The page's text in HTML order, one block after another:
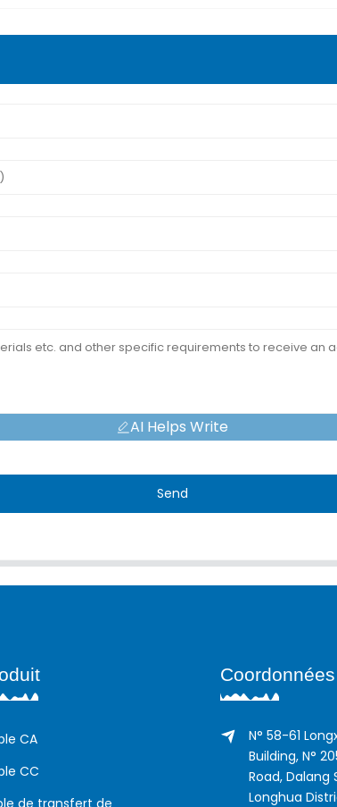
AI Helps Write
Send
CA
CC
de transfert de
Coordonnées
N° 58-61
Building, N°
Road, Dalang
Longhua